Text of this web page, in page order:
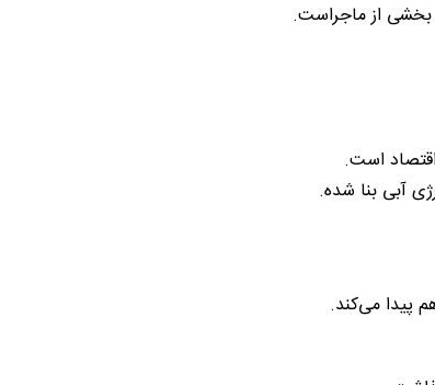
از ماجراست.
است.
آبی بنا شده.
پیدا می‌کند.